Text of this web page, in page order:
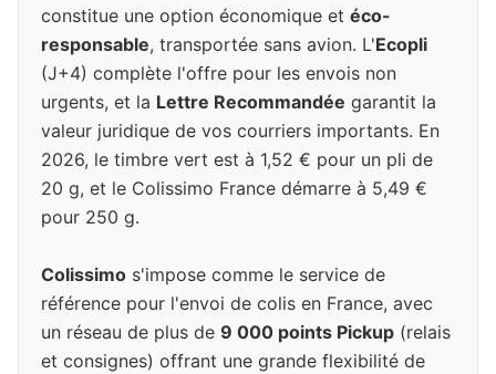
constitue une option économique et éco-
responsable, transportée sans avion. L'Ecopli
(J+4) complète l'offre pour les envois non
urgents, et la Lettre Recommandée garantit la
valeur juridique de vos courriers importants. En
2026, le timbre vert est à 1,52 € pour un pli de
20 g, et le Colissimo France démarre à 5,49 €
pour 250 g.
Colissimo s'impose comme le service de
référence pour l'envoi de colis en France, avec
un réseau de plus de 9 000 points Pickup (relais
et consignes) offrant une grande flexibilité de